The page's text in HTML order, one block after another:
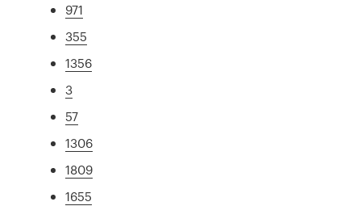
971
355
1356
3
57
1306
1809
1655